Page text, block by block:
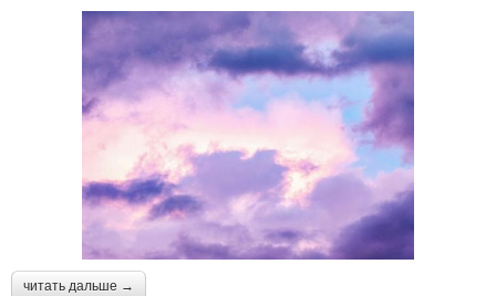
читать дальше →